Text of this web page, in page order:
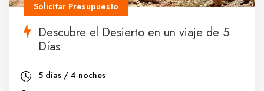
Solicitar Presupuesto
Descubre el Desierto en un viaje de 5
Días
5 días / 4 noches